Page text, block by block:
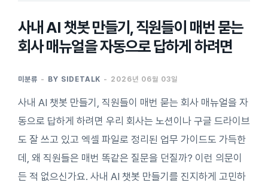
사내 AI 챗봇 만들기, 직원들이 매번 묻는
회사 매뉴얼을 자동으로 답하게 하려면
미분류 BY SIDETALK 2026년 06월 03일
사내 AI 챗봇 만들기, 직원들이 매번 묻는 회사 매뉴얼을 자
동으로 답하게 하려면 우리 회사는 노션이나 구글 드라이브
도 잘 쓰고 있고 엑셀 파일로 정리된 업무 가이드도 가득한
데, 왜 직원들은 매번 똑같은 질문을 던질까? 이런 의문이
든 적 없으신가요. 사내 AI 챗봇 만들기를 진지하게 고민하